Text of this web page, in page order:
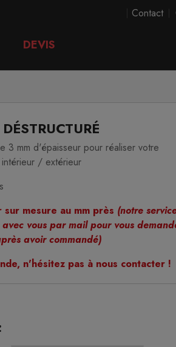
Contact
DEVIS
3 mm d'épaisseur pour réaliser votre
/ extérieur
mesure au mm près (notre
vous par mail pour vous
avoir commandé)
n'hésitez pas à nous contacter !